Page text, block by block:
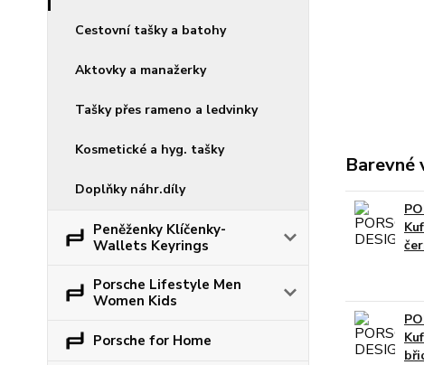
Cestovní tašky a batohy
Aktovky a manažerky
Tašky přes rameno a ledvinky
Kosmetické a hyg. tašky
Doplňky náhr.díly
Peněženky Klíčenky-
Wallets Keyrings
Porsche Lifestyle Men
Women Kids
Porsche for Home
Barevné